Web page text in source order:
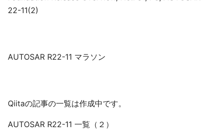
22-11(2)
AUTOSAR R22-11 マラソン
Qiitaの記事の一覧は作成中です。
AUTOSAR R22-11 一覧（２）